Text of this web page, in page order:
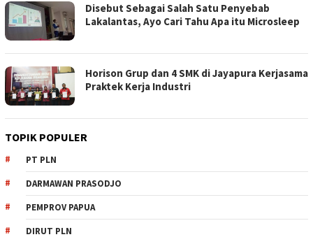
Disebut Sebagai Salah Satu Penyebab
Lakalantas, Ayo Cari Tahu Apa itu Microsleep
Horison Grup dan 4 SMK di Jayapura Kerjasama
Praktek Kerja Industri
TOPIK POPULER
PT PLN
DARMAWAN PRASODJO
PEMPROV PAPUA
DIRUT PLN